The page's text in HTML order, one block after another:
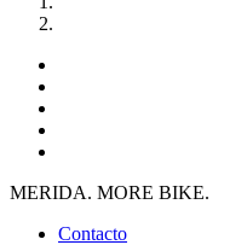
MERIDA. MORE BIKE.
Contacto